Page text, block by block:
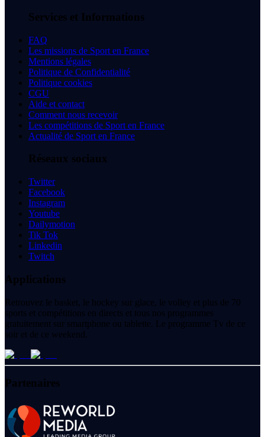
Services et Informations
FAQ
Les missions de Sport en France
Mentions légales
Politique de Confidentialité
Politique cookies
CGU
Aide et contact
Comment nous recevoir
Les compétitions de Sport en France
Actualité de Sport en France
Réseaux sociaux
Twitter
Facebook
Instagram
Youtube
Dailymotion
Tik Tok
Linkedin
Twitch
Applications
Retrouvez le basket, le hockey sur glace, le volley et plus de 70
sports et compétitions en directs et tous nos programmes
gratuitement sur smartphone ou tablette. Le programme Tv de ce
soir et de ce weekend.
Partenaires